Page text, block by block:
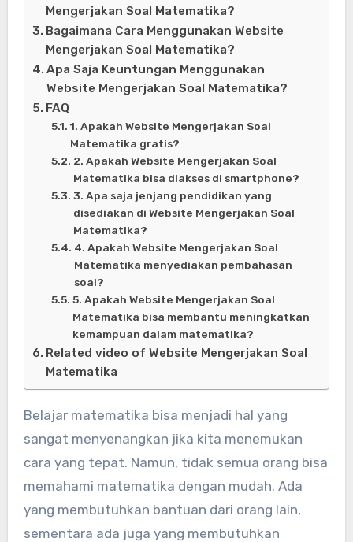
Mengerjakan Soal Matematika?
Bagaimana Cara Menggunakan Website
Mengerjakan Soal Matematika?
Apa Saja Keuntungan Menggunakan
Website Mengerjakan Soal Matematika?
FAQ
1. Apakah Website Mengerjakan Soal
Matematika gratis?
2. Apakah Website Mengerjakan Soal
Matematika bisa diakses di smartphone?
3. Apa saja jenjang pendidikan yang
disediakan di Website Mengerjakan Soal
Matematika?
4. Apakah Website Mengerjakan Soal
Matematika menyediakan pembahasan
soal?
5. Apakah Website Mengerjakan Soal
Matematika bisa membantu meningkatkan
kemampuan dalam matematika?
Related video of Website Mengerjakan Soal
Matematika
Belajar matematika bisa menjadi hal yang
sangat menyenangkan jika kita menemukan
cara yang tepat. Namun, tidak semua orang bisa
memahami matematika dengan mudah. Ada
yang membutuhkan bantuan dari orang lain,
sementara ada juga yang membutuhkan